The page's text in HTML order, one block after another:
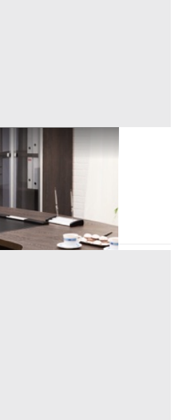
a Padova